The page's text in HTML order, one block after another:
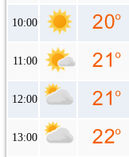
10:00
11:00
12:00
13:00